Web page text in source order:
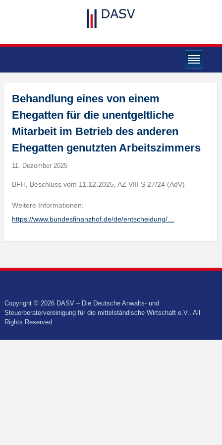
Behandlung eines von einem
Ehegatten für die unentgeltliche
Mitarbeit im Betrieb des anderen
Ehegatten genutzten Arbeitszimmers
11. Dezember 2025
BFH, Beschluss vom 11.12.2025, AZ VIII S 27/24 (AdV)
Weitere Informationen:
https://www.bundesfinanzhof.de/de/entscheidung/…
Copyright © 2026 DASV – Die Deutsche Anwalts- und
Steuerberatervereinigung für die mittelständische Wirtschaft e.V.. All
Rights Reserved